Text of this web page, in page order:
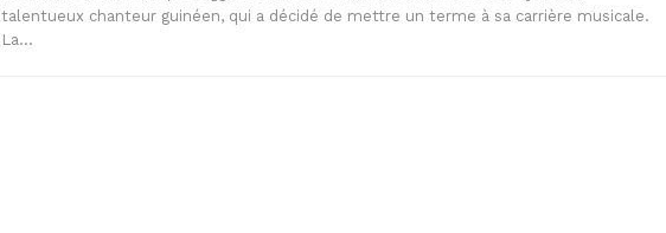
talentueux chanteur guinéen, qui a décidé de mettre un terme à sa carrière musicale.
La…